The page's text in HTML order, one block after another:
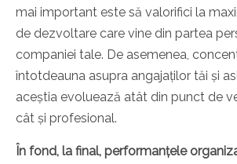
mai important este să valorifici la
de dezvoltare care vine din partea
companiei tale. De asemenea,
întotdeauna asupra angajaților tăi și
aceștia evoluează atât din punct de
cât și profesional.
În fond, la final, performanțele